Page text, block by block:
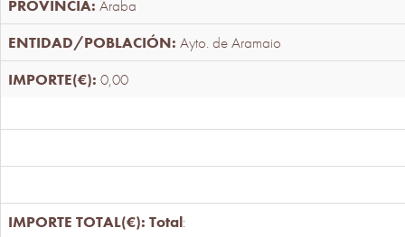
Araba
Ayto. de Aramaio
0,00
Total: